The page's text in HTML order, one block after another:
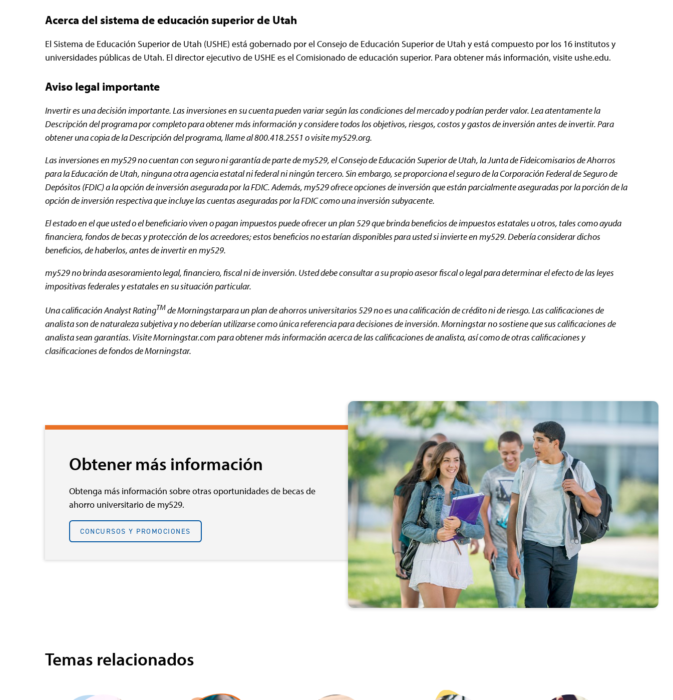
Acerca del sistema de educación superior de Utah
El Sistema de Educación Superior de Utah (USHE) está gobernado por el Consejo de Educación Superior de Utah y está compuesto por los 16 institutos y
universidades públicas de Utah. El director ejecutivo de USHE es el Comisionado de educación superior. Para obtener más información, visite ushe.edu.
Aviso legal importante
Invertir es una decisión importante.Las inversiones en su cuenta pueden variar según las condiciones del mercado y podrían perder valor. Lea atentamentela
Descripción del programa por completo para obtener más información y considere todos los objetivos, riesgos, costos y gastos de inversión antes de invertir. Para
obtener una copia de la Descripción del programa, llame al 800.418.2551 o visite my529.org.
Las inversiones en my529 no cuentan con seguro ni garantía de parte de my529, el Consejo de Educación Superior de Utah, la Junta de Fideicomisarios de Ahorros
para la Educación de Utah, ninguna otra agencia estatal ni federal ni ningún tercero. Sin embargo, se proporciona el seguro de la Corporación Federal de Seguro de
Depósitos (FDIC) a la opción de inversión asegurada por la FDIC. Además, my529 ofrece opciones de inversión que están parcialmente aseguradas por la porción de la
opción de inversión respectiva que incluye las cuentas aseguradas por la FDIC como una inversión subyacente.
El estado en el que usted o el beneficiario viven o pagan impuestos puede ofrecer un plan 529 que brinda beneficios de impuestos estatales u otros, tales como ayuda
financiera, fondos de becas y protección de los acreedores; estos beneficios no estarían disponibles para usted si invierte en my529. Debería considerar dichos
beneficios, de haberlos, antes de invertir en my529.
my529 no brinda asesoramiento legal, financiero, fiscal ni de inversión. Usted debe consultar a su propio asesor fiscal o legal para determinar el efecto de las leyes
impositivas federales y estatales en su situación particular.
Una calificación Analyst RatingTMde Morningstarpara un plan de ahorros universitarios 529 no es una calificación de crédito ni de riesgo. Las calificaciones de
analista son de naturaleza subjetiva y no deberían utilizarse como única referencia para decisiones de inversión. Morningstar no sostiene que sus calificaciones de
analista sean garantías. Visite Morningstar.com para obtener más información acerca de las calificaciones de analista, así como de otras calificaciones y
clasificaciones de fondos de Morningstar.
Obtener más información
Obtenga más información sobre otras oportunidades de becas de
ahorro universitario de my529.
CONCURSOS Y PROMOCIONES
Temas relacionados